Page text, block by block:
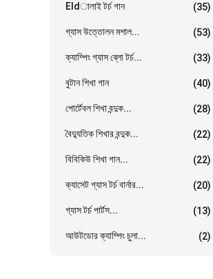
Eldালাই টর্চ গান (35)
গ্যাস উত্তোলন মশাল... (53)
ক্যাম্পিং গ্যাস ব্লো টর্চ... (33)
বুটান শিখা গান (40)
পোর্টেবল শিখা বন্দুক... (28)
বৈদ্যুতিক শিখার বন্দুক... (22)
বিবিকিউ শিখা গান... (22)
ক্যাসেট গ্যাস টর্চ বার্নার... (20)
গ্যাস টর্চ পার্টস... (13)
আউটডোর ক্যাম্পিং চুলা... (2)